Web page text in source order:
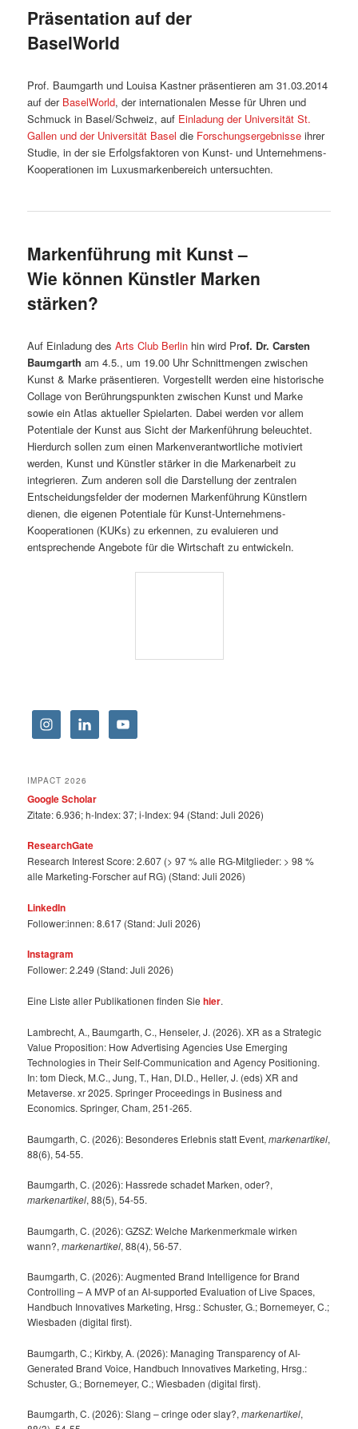
Präsentation auf der
BaselWorld
Prof. Baumgarth und Louisa Kastner präsentieren am 31.03.2014
auf der BaselWorld, der internationalen Messe für Uhren und
Schmuck in Basel/Schweiz, auf Einladung der Universität St.
Gallen und der Universität Basel die Forschungsergebnisse ihrer
Studie, in der sie Erfolgsfaktoren von Kunst- und Unternehmens-
Kooperationen im Luxusmarkenbereich untersuchten.
Markenführung mit Kunst –
Wie können Künstler Marken
stärken?
Auf Einladung desArts Club Berlin hin wird Prof. Dr. Carsten
Baumgarth am 4.5., um 19.00 Uhr Schnittmengen zwischen
Kunst & Marke präsentieren. Vorgestellt werden eine historische
Collage von Berührungspunkten zwischen Kunst und Marke
sowie ein Atlas aktueller Spielarten. Dabei werden vor allem
Potentiale der Kunst aus Sicht der Markenführung beleuchtet.
Hierdurch sollen zum einen Markenverantwortliche motiviert
werden, Kunst und Künstler stärker in die Markenarbeit zu
integrieren. Zum anderen soll die Darstellung der zentralen
Entscheidungsfelder der modernen Markenführung Künstlern
dienen, die eigenen Potentiale für Kunst-Unternehmens-
Kooperationen (KUKs) zu erkennen, zu evaluieren und
entsprechende Angebote für die Wirtschaft zu entwickeln.
IMPACT 2026
Google Scholar
Zitate: 6.936; h-Index: 37; i-Index: 94 (Stand: Juli 2026)
ResearchGate
Research Interest Score: 2.607 (> 97 % alle RG-Mitglieder: > 98 %
alle Marketing-Forscher auf RG) (Stand: Juli 2026)
LinkedIn
Follower:innen: 8.617 (Stand: Juli 2026)
Instagram
Follower: 2.249 (Stand: Juli 2026)
Eine Liste aller Publikationen finden Siehier.
Lambrecht, A., Baumgarth, C., Henseler, J. (2026). XR as a Strategic
Value Proposition: How Advertising Agencies Use Emerging
Technologies in Their Self-Communication and Agency Positioning.
In: tom Dieck, M.C., Jung, T., Han, DI.D., Heller, J. (eds) XR and
Metaverse. xr 2025. Springer Proceedings in Business and
Economics. Springer, Cham, 251-265.
Baumgarth, C. (2026): Besonderes Erlebnis statt Event,markenartikel,
88(6), 54-55.
Baumgarth, C. (2026): Hassrede schadet Marken, oder?,
markenartikel, 88(5), 54-55.
Baumgarth, C. (2026): GZSZ: Welche Markenmerkmale wirken
wann?,markenartikel, 88(4), 56-57.
Baumgarth, C. (2026): Augmented Brand Intelligence for Brand
Controlling – A MVP of an AI-supported Evaluation of Live Spaces,
Handbuch Innovatives Marketing, Hrsg.: Schuster, G.; Bornemeyer, C.;
Wiesbaden (digital first).
Baumgarth, C.; Kirkby, A. (2026): Managing Transparency of AI-
Generated Brand Voice, Handbuch Innovatives Marketing, Hrsg.:
Schuster, G.; Bornemeyer, C.; Wiesbaden (digital first).
Baumgarth, C. (2026): Slang – cringe oder slay?,markenartikel,